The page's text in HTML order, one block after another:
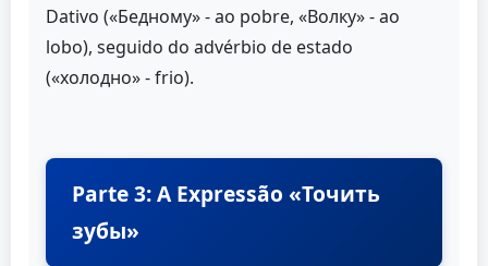
Dativo («Бедному» - ao pobre, «Волку» - ao
lobo), seguido do advérbio de estado
(«холодно» - frio).
Parte 3: A Expressão «Точить
зубы»